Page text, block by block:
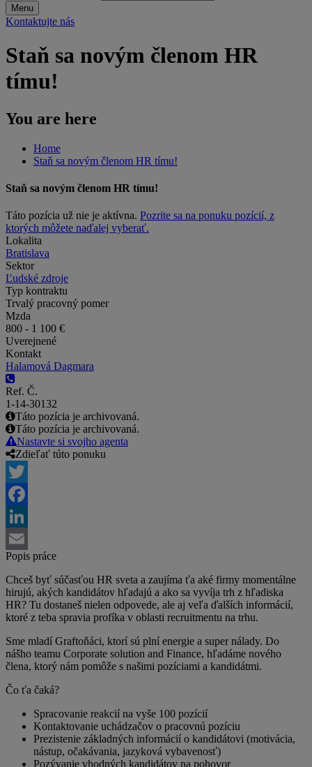
Menu
Kontaktujte nás
Staň sa novým členom HR
tímu!
You are here
Home
Staň sa novým členom HR tímu!
Staň sa novým členom HR tímu!
Táto pozícia už nie je aktívna. Pozrite sa na ponuku pozícií, z
ktorých môžete naďalej vyberať.
Lokalita
Bratislava
Sektor
Ľudské zdroje
Typ kontraktu
Trvalý pracovný pomer
Mzda
800 - 1 100 €
Uverejnené
Kontakt
Halamová Dagmara
Ref. Č.
1-14-30132
Táto pozícia je archivovaná.
Táto pozícia je archivovaná.
Nastavte si svojho agenta
Zdieľať túto ponuku
Twitter
Facebook
LinkedIn
Email
Popis práce
Chceš byť súčasťou HR sveta a zaujíma ťa aké firmy momentálne
hirujú, akých kandidátov hľadajú a ako sa vyvíja trh z hľadiska
HR? Tu dostaneš nielen odpovede, ale aj veľa ďalších informácií,
ktoré z teba spravia profíka v oblasti recruitmentu na trhu.
Sme mladí Graftoňáci, ktorí sú plní energie a super nálady. Do
nášho teamu Corporate solution and Finance, hľadáme nového
člena, ktorý nám pomôže s našimi pozíciami a kandidátmi.
Čo ťa čaká?
Spracovanie reakcií na vyše 100 pozícií
Kontaktovanie uchádzačov o pracovnú pozíciu
Prezistenie základných informácií o kandidátovi (motivácia,
nástup, očakávania, jazyková vybavenosť)
Pozývanie vhodných kandidátov na pohovor